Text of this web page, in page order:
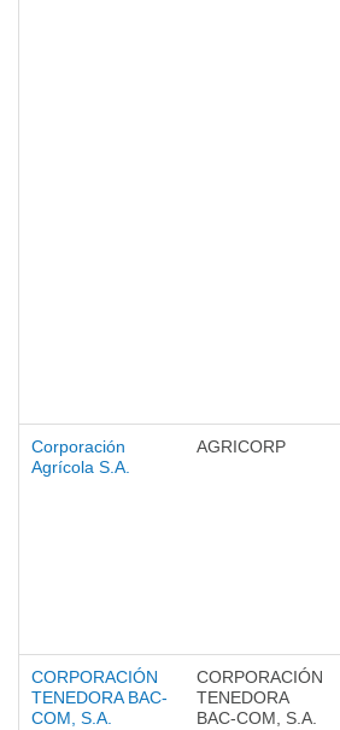
Corporación
Agrícola S.A.
AGRICORP
CORPORACIÓN
TENEDORA BAC-
COM, S.A.
CORPORACIÓN
TENEDORA
BAC-COM, S.A.